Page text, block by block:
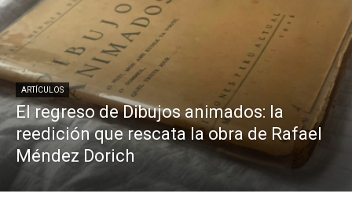
ARTÍCULOS
El regreso de Dibujos animados: la
reedición que rescata la obra de Rafael
Méndez Dorich